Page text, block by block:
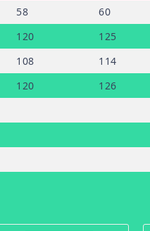
58 60
120 125
108 114
120 126